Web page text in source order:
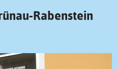
Rabenstein